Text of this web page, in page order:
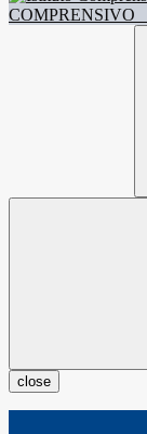
COMPRENSIVO
close